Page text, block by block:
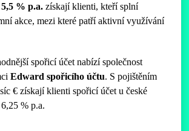
5,5 % p.a. získají klienti, kteří splní
akce, mezi které patří aktivní využívání
spořicí účet nabízí společnost
Edward spořicího účtu. S pojištěním
€ získají klienti spořicí účet u české
% p.a.